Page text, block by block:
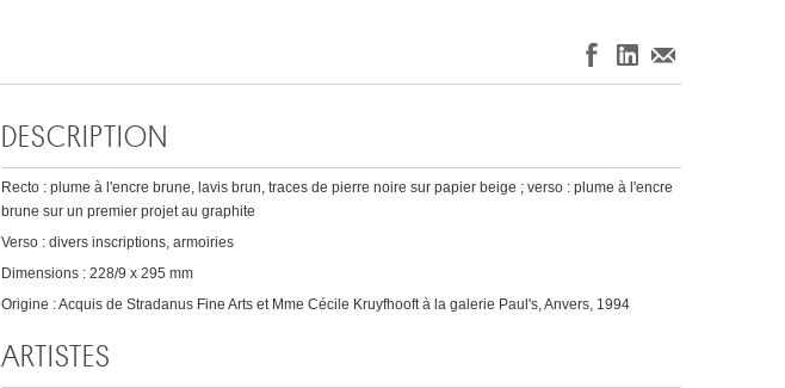
DESCRIPTION
Recto : plume à l'encre brune, lavis brun, traces de pierre noire sur papier beige ; verso : plume à l'encre
brune sur un premier projet au graphite
Verso : divers inscriptions, armoiries
Dimensions : 228/9 x 295 mm
Origine : Acquis de Stradanus Fine Arts et Mme Cécile Kruyfhooft à la galerie Paul's, Anvers, 1994
ARTISTES